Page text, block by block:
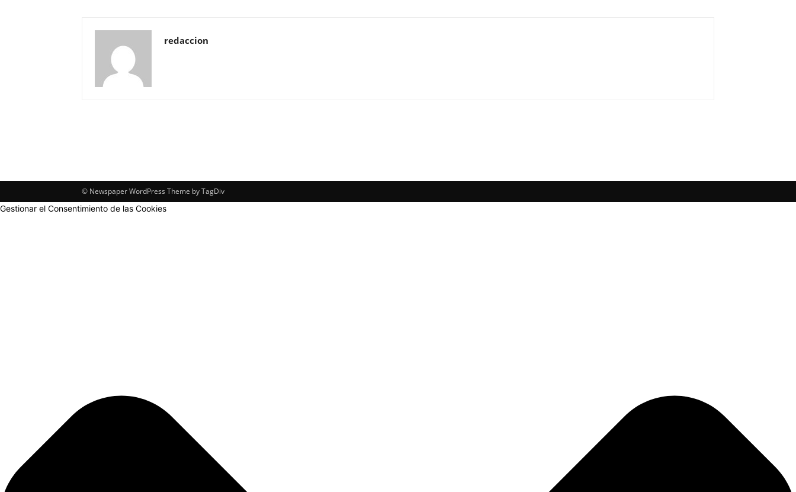
redaccion
© Newspaper WordPress Theme by TagDiv
Gestionar el Consentimiento de las Cookies